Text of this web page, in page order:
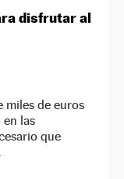
disfrutar al
miles de euros
las
que